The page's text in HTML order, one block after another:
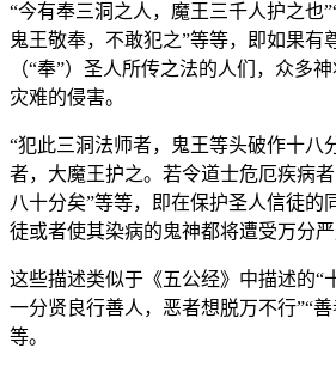
“今有奉三洞之人，魔王三千人护之也
鬼王敬奉，不敢犯之”等等，即如果有
（“奉”）圣人所传之法的人们，众多
灾难的侵害。
“犯此三洞法师者，鬼王等头破作十八
者，大魔王护之。若令道士危厄疾病
八十分矣”等等，即在保护圣人信徒的
徒或者使其染病的鬼神都将遭受万分严
这些描述类似于《五公经》中描述的“
一分贤良行善人，恶者想脱万不行”“
等。